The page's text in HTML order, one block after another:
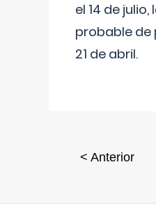
el 14 de
probable de
21 de abril.
< Anterior